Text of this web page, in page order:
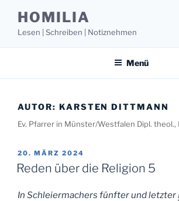
Inhalt
springen
HOMILIA
Lesen | Schreiben | Notiznehmen
Menü
AUTOR: KARSTEN DITTMANN
Ev. Pfarrer in Münster/Westfalen Dipl. theol.,
VERÖFFENTLICHT
AM
20. MÄRZ 2024
Reden über die Religion 5
In Schleiermachers fünfter und letzter